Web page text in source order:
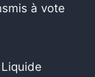
à vote
Liquide